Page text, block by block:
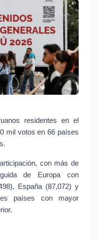
residentes en el
mil votos en 66 países
con más de
de Europa con
España (87,072) y
países con mayor